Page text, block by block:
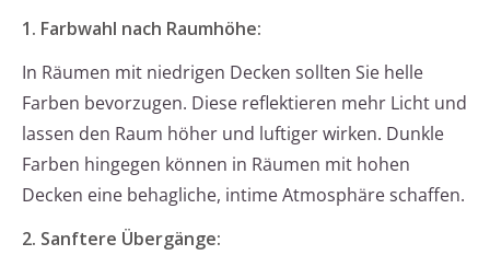
1. Farbwahl nach Raumhöhe:
In Räumen mit niedrigen Decken sollten Sie helle
Farben bevorzugen. Diese reflektieren mehr Licht und
lassen den Raum höher und luftiger wirken. Dunkle
Farben hingegen können in Räumen mit hohen
Decken eine behagliche, intime Atmosphäre schaffen.
2. Sanftere Übergänge: